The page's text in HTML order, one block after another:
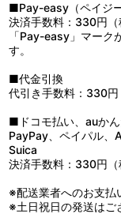
■Pay-easy（ペイジー
決済手数料：330円（
「Pay-easy」マーク
す。
■代金引換
代引き手数料：330円
■ドコモ払い、auかん
PayPay、ペイパル、
Suica
決済手数料：330円（
※配送業者へのお支払
※土日祝日の発送はご